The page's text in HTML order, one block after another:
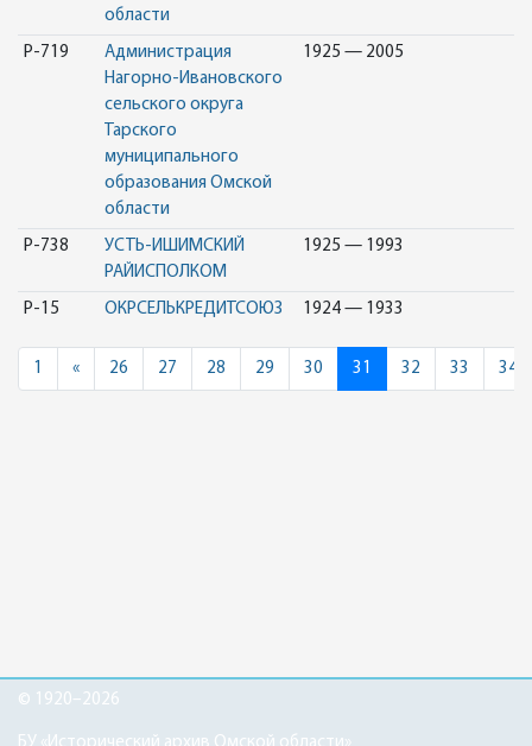
области
Р-719
Администрация
Нагорно-Ивановского
сельского округа
Тарского
муниципального
образования Омской
области
1925 — 2005
Р-738
УСТЬ-ИШИМСКИЙ
РАЙИСПОЛКОМ
1925 — 1993
Р-15 ОКРСЕЛЬКРЕДИТСОЮЗ 1924 — 1933
1 «Previous
26 27 28 29 30 31 32 33 34
© 1920–2026